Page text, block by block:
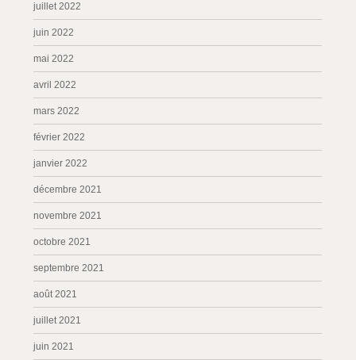
juillet 2022
juin 2022
mai 2022
avril 2022
mars 2022
février 2022
janvier 2022
décembre 2021
novembre 2021
octobre 2021
septembre 2021
août 2021
juillet 2021
juin 2021